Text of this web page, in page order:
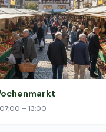
07:00 – 13:00